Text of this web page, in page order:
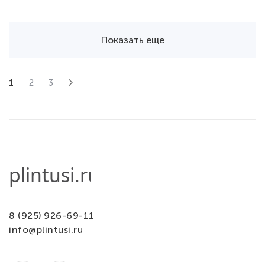
Показать еще
1 2 3
8 (925) 926-69-11
info@plintusi.ru